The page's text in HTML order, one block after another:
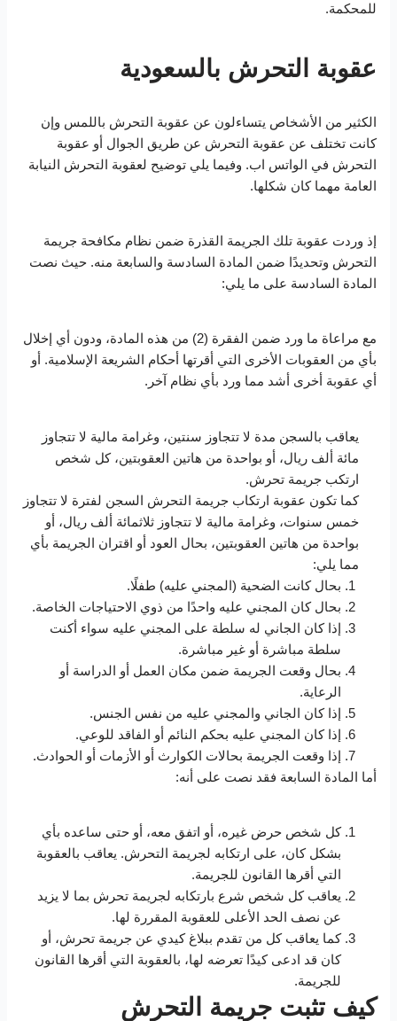
للمحكمة.
عقوبة التحرش بالسعودية
الكثير من الأشخاص يتساءلون عن عقوبة التحرش باللمس وإن
كانت تختلف عن عقوبة التحرش عن طريق الجوال أو عقوبة
التحرش في الواتس اب. وفيما يلي توضيح لعقوبة التحرش النيابة
العامة مهما كان شكلها.
إذ وردت عقوبة تلك الجريمة القذرة ضمن نظام مكافحة جريمة
التحرش وتحديدًا ضمن المادة السادسة والسابعة منه. حيث نصت
المادة السادسة على ما يلي:
مع مراعاة ما ورد ضمن الفقرة (2) من هذه المادة، ودون أي إخلال
بأي من العقوبات الأخرى التي أقرتها أحكام الشريعة الإسلامية. أو
أي عقوبة أخرى أشد مما ورد بأي نظام آخر.
يعاقب بالسجن مدة لا تتجاوز سنتين، وغرامة مالية لا تتجاوز
مائة ألف ريال، أو بواحدة من هاتين العقوبتين، كل شخص
ارتكب جريمة تحرش.
كما تكون عقوبة ارتكاب جريمة التحرش السجن لفترة لا تتجاوز
خمس سنوات، وغرامة مالية لا تتجاوز ثلاثمائة ألف ريال، أو
بواحدة من هاتين العقوبتين، بحال العود أو اقتران الجريمة بأي
مما يلي:
بحال كانت الضحية (المجني عليه) طفلًا.
بحال كان المجني عليه واحدًا من ذوي الاحتياجات الخاصة.
إذا كان الجاني له سلطة على المجني عليه سواء أكنت
سلطة مباشرة أو غير مباشرة.
بحال وقعت الجريمة ضمن مكان العمل أو الدراسة أو
الرعاية.
إذا كان الجاني والمجني عليه من نفس الجنس.
إذا كان المجني عليه بحكم النائم أو الفاقد للوعي.
إذا وقعت الجريمة بحالات الكوارث أو الأزمات أو الحوادث.
أما المادة السابعة فقد نصت على أنه:
كل شخص حرض غيره، أو اتفق معه، أو حتى ساعده بأي
بشكل كان، على ارتكابه لجريمة التحرش. يعاقب بالعقوبة
التي أقرها القانون للجريمة.
يعاقب كل شخص شرع بارتكابه لجريمة تحرش بما لا يزيد
عن نصف الحد الأعلى للعقوبة المقررة لها.
كما يعاقب كل من تقدم ببلاغ كيدي عن جريمة تحرش، أو
كان قد ادعى كيدًا تعرضه لها، بالعقوبة التي أقرها القانون
للجريمة.
كيف تثبت جريمة التحرش